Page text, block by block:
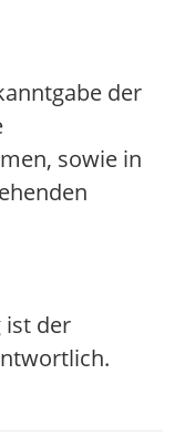
der
sowie in
ist der